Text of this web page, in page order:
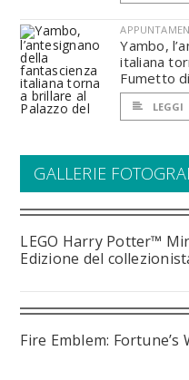
Yambo,
italiana
Fumetto
LEGGI
GALLERIE
LEGO Harry Potter™
Edizione del
Fire Emblem: Fortune’s